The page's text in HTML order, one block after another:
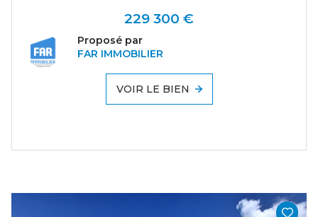
229 300 €
Proposé par
FAR IMMOBILIER
VOIR LE BIEN